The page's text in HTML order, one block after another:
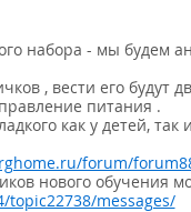
набора - мы будем
, вести его
питания .
как у детей, так
forum/
нового обучения
messages/